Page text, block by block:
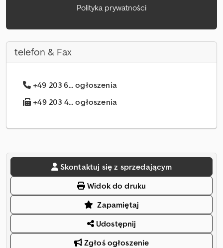
Polityka prywatności
telefon & Fax
+49 203 6... ogłoszenia
+49 203 4... ogłoszenia
Skontaktuj się z sprzedającym
Widok do druku
Zapamiętaj
Udostępnij
Zgłoś ogłoszenie